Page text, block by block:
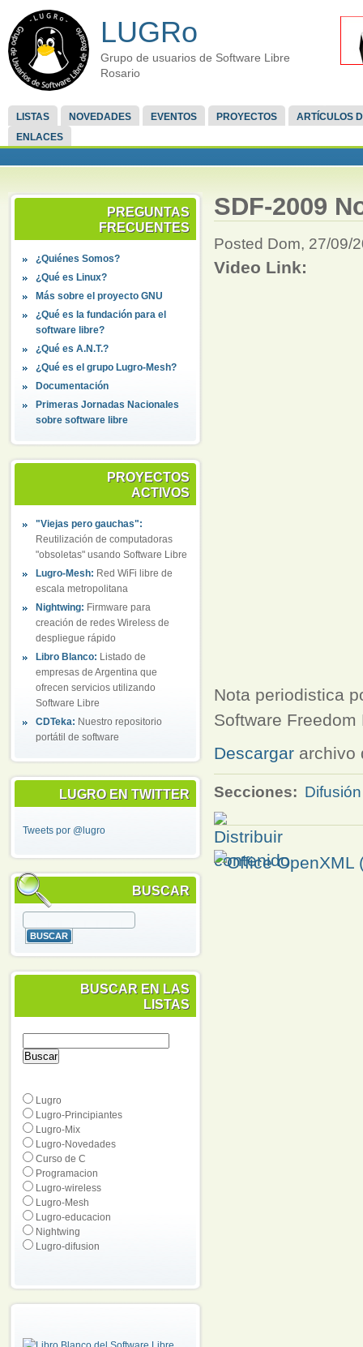
LUGRo
Grupo de usuarios de Software Libre
Rosario
LISTAS NOVEDADES EVENTOS PROYECTOS
ARTÍCULOS
ENLACES
PREGUNTAS
FRECUENTES
¿Quiénes Somos?
¿Qué es Linux?
Más sobre el proyecto GNU
¿Qué es la fundación para el
software libre?
¿Qué es A.N.T.?
¿Qué es el grupo Lugro-Mesh?
Documentación
Primeras Jornadas Nacionales
sobre software libre
PROYECTOS
ACTIVOS
"Viejas pero gauchas":
Reutilización de computadoras
"obsoletas" usando Software Libre
Lugro-Mesh: Red WiFi libre de
escala metropolitana
Nightwing: Firmware para
creación de redes Wireless de
despliegue rápido
Libro Blanco: Listado de
empresas de Argentina que
ofrecen servicios utilizando
Software Libre
CDTeka: Nuestro repositorio
portátil de software
LUGRO EN TWITTER
Tweets por @lugro
BUSCAR
BUSCAR EN LAS
LISTAS
Lugro
Lugro-Principiantes
Lugro-Mix
Lugro-Novedades
Curso de C
Programacion
Lugro-wireless
Lugro-Mesh
Lugro-educacion
Nightwing
Lugro-difusion
SDF-2009
Posted Dom, 27/09/
Video Link:
Nota periodistica
Software
Descargar archivo
Secciones: Difusión